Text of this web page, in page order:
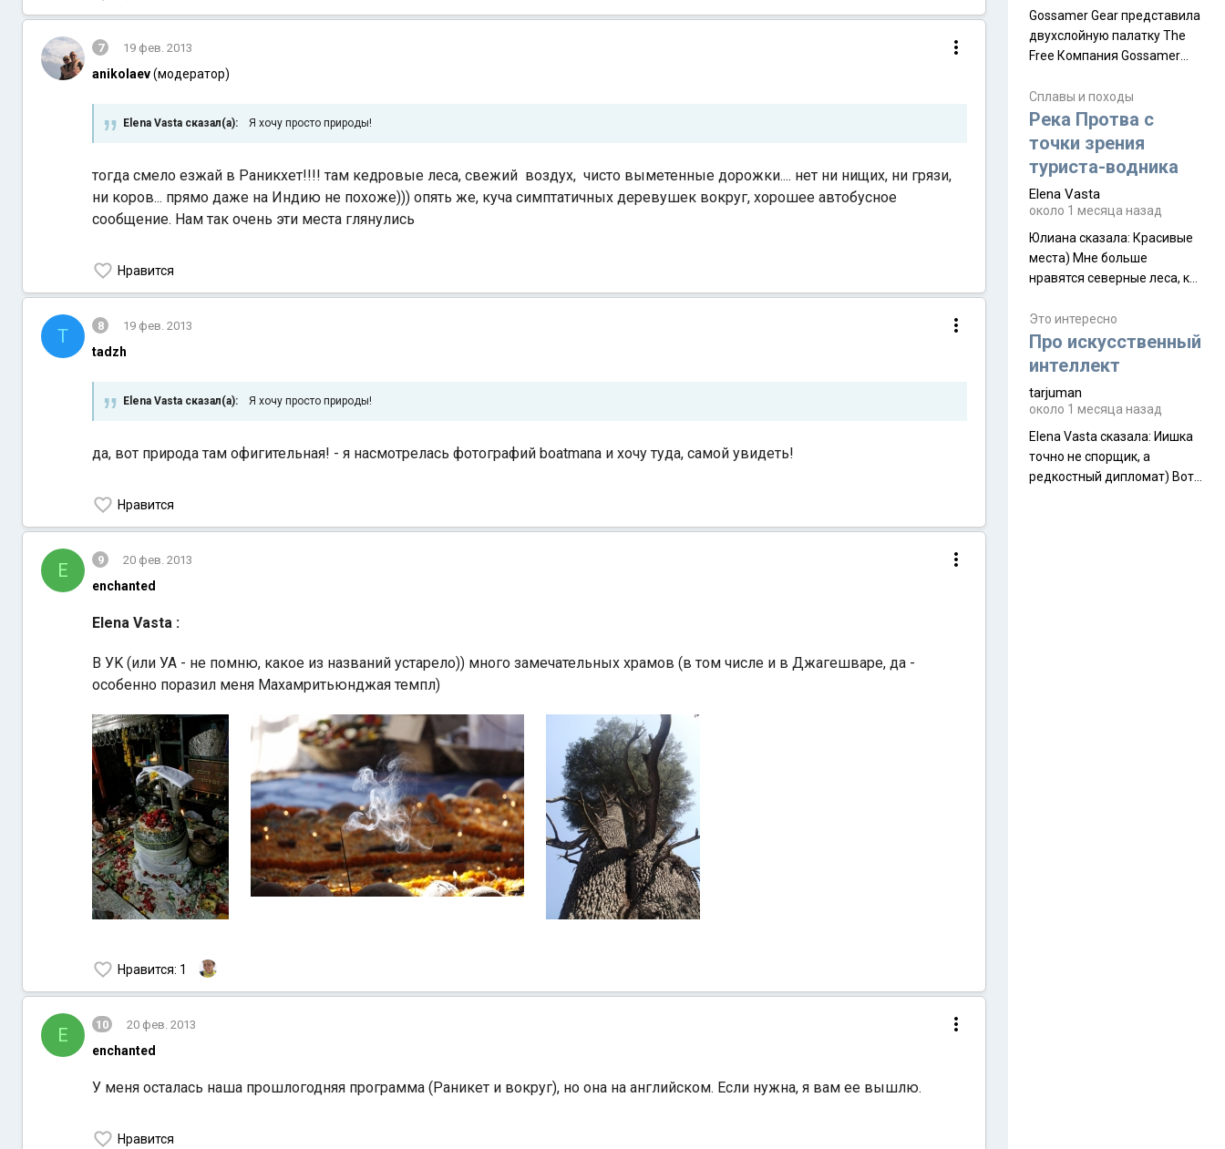
7 19 фев. 2013
anikolaev(модератор)
Elena Vasta сказал(а): Я хочу просто природы!
тогда смело езжай в Раникхет!!!! там кедровые леса, свежий воздух, чисто выметенные дорожки.... нет ни нищих, ни грязи,
ни коров... прямо даже на Индию не похоже))) опять же, куча симптатичных деревушек вокруг, хорошее автобусное
сообщение. Нам так очень эти места глянулись
Нравится
T 8 19 фев. 2013
tadzh
Elena Vasta сказал(а): Я хочу просто природы!
да, вот природа там офигительная! - я насмотрелась фотографий boatmanа и хочу туда, самой увидеть!
Нравится
E 9 20 фев. 2013
enchanted
Elena Vasta :
В УK (или УА - не помню, какое из названий устарело)) много замечательных храмов (в том числе и в Джагешваре, да -
особенно поразил меня Махамритьюнджая темпл)
Нравится: 1
E 10 20 фев. 2013
enchanted
У меня осталась наша прошлогодняя программа (Раникет и вокруг), но она на английском. Если нужна, я вам ее вышлю.
Нравится
Gossamer Gear представила
двухслойную палатку The
Free Компания Gossamer
туристическую палатку The
Free, которая стала первой
ультралегкой моделью в
ассортименте
производителя. Новинка
получила двухслойную
конструкцию с отдельным
внешним тентом и сетчатой
внутренней палаткой, а ее
комплектации составляет
около 845 г. Палатка весит
менее
Сплавы и походы
Река Протва с
точки зрения
туриста-водника
Elena Vasta
около 1 месяца назад
Юлиана сказалa: Красивые
места) Мне больше
нравятся северные леса, как
южной тайги
Это интересно
Про искусственный
интеллект
tarjuman
около 1 месяца назад
Elena Vasta сказалa: Иишка
точно не спорщик, а
редкостный дипломат) Вот,